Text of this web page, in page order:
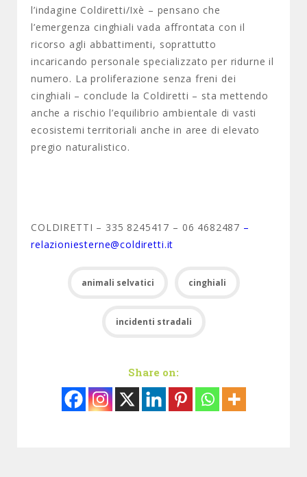
l’indagine Coldiretti/Ixè – pensano che
l’emergenza cinghiali vada affrontata con il
ricorso agli abbattimenti, soprattutto
incaricando personale specializzato per ridurne il
numero. La proliferazione senza freni dei
cinghiali – conclude la Coldiretti – sta mettendo
anche a rischio l’equilibrio ambientale di vasti
ecosistemi territoriali anche in aree di elevato
pregio naturalistico.
COLDIRETTI – 335 8245417 – 06 4682487 –
relazioniesterne@coldiretti.it
animali selvatici cinghiali
incidenti stradali
Share on: